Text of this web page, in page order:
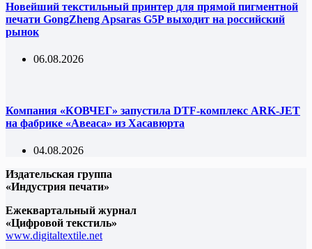
Новейший текстильный принтер для прямой пигментной
печати GongZheng Apsaras G5P выходит на российский
рынок
06.08.2026
Компания «КОВЧЕГ» запустила DTF-комплекс ARK-JET
на фабрике «Авеаса» из Хасавюрта
04.08.2026
Издательская группа
«Индустрия печати»
Ежеквартальный журнал
«Цифровой текстиль»
www.digitaltextile.net